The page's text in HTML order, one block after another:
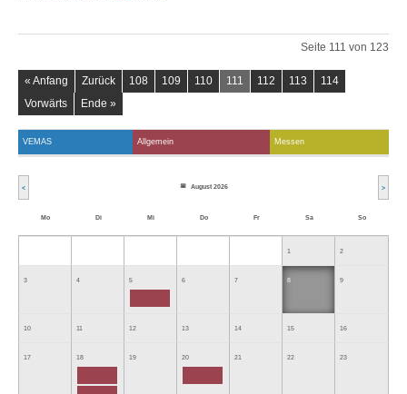
Seite 111 von 123
« Anfang Zurück 108 109 110 111 112 113
114
Vorwärts
Ende »
VEMAS Allgemein Messen
< August 2026 >
Mo Di Mi Do Fr Sa So
1 2
3 4 5 6 7 8 9
10 11 12 13 14 15 16
17 18 19 20 21 22 23